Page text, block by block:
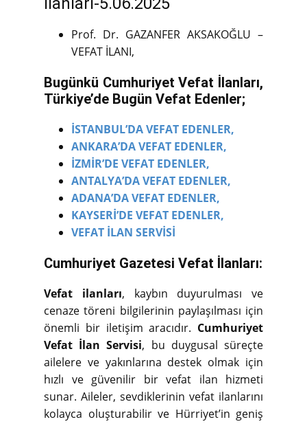
Prof. Dr. GAZANFER AKSAKOĞLU –
VEFAT İLANI,
Bugünkü Cumhuriyet Vefat İlanları,
Türkiye’de Bugün Vefat Edenler;
İSTANBUL’DA VEFAT EDENLER,
ANKARA’DA VEFAT EDENLER,
İZMİR’DE VEFAT EDENLER,
ANTALYA’DA VEFAT EDENLER,
ADANA’DA VEFAT EDENLER,
KAYSERİ’DE VEFAT EDENLER,
VEFAT İLAN SERVİSİ
Cumhuriyet Gazetesi Vefat İlanları:
Vefat ilanları, kaybın duyurulması ve
cenaze töreni bilgilerinin paylaşılması için
önemli bir iletişim aracıdır. Cumhuriyet
Vefat İlan Servisi, bu duygusal süreçte
ailelere ve yakınlarına destek olmak için
hızlı ve güvenilir bir vefat ilan hizmeti
sunar. Aileler, sevdiklerinin vefat ilanlarını
kolayca oluşturabilir ve Hürriyet’in geniş